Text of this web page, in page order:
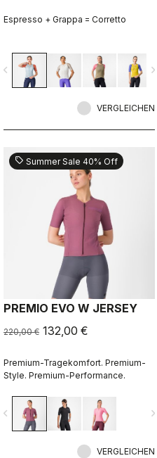
Espresso + Grappa = Corretto
navigate_before
VERGLEICHEN
sell Summer Sale 40% Off
PREMIO EVO W JERSEY
220,00 € 132,00 €
Premium-Tragekomfort. Premium-
Style. Premium-Performance.
navigate_before
VERGLEICHEN